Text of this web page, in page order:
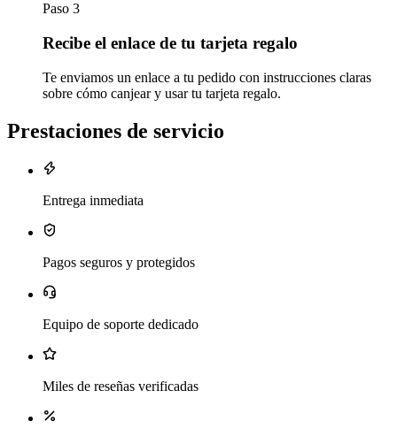
Paso 3
Recibe el enlace de tu tarjeta regalo
Te enviamos un enlace a tu pedido con instrucciones claras
sobre cómo canjear y usar tu tarjeta regalo.
Prestaciones de servicio
Entrega inmediata
Pagos seguros y protegidos
Equipo de soporte dedicado
Miles de reseñas verificadas